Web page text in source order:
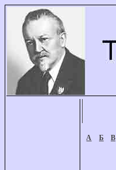
А Б В